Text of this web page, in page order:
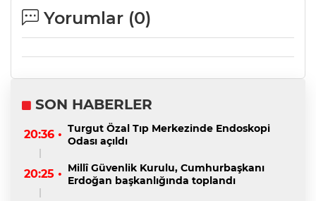
Yorumlar (0)
SON HABERLER
20:36 • Turgut Özal Tıp Merkezinde Endoskopi
Odası açıldı
20:25 • Millî Güvenlik Kurulu, Cumhurbaşkanı
Erdoğan başkanlığında toplandı